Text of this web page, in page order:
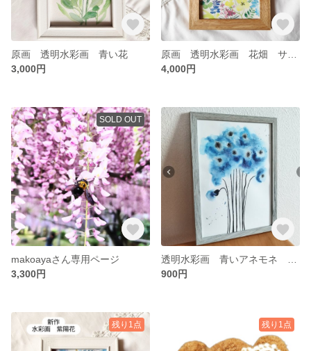
原画 透明水彩画 青い花
3,000円
4,000円
SOLD OUT
makoayaさん専用ページ
3,300円
900円
残り1点 残り1点